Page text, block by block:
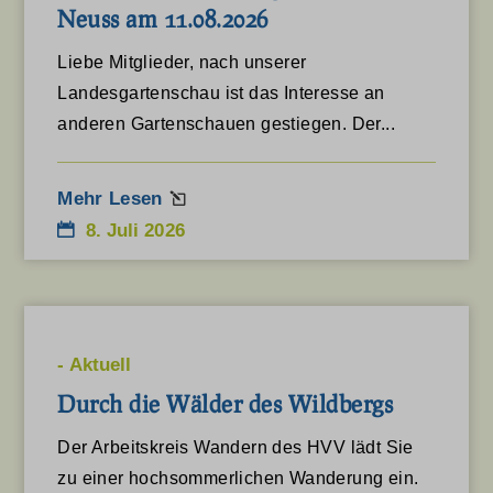
Neuss am 11.08.2026
8. Juli 2026
Liebe Mitglieder, nach unserer
Landesgartenschau ist das Interesse an
anderen Gartenschauen gestiegen. Der...
Mehr Lesen
Durch die Wälder des Wildbergs
- Aktuell
Der Arbeitskreis Wandern des HVV lädt Sie
zu einer hochsommerlichen Wanderung ein.
Zustimmung des Nutzers gemäß der DSGVO.
et-pb-recent-items-colors
et-pb-recent-items-font_family
wordpress_test_cookie
wp_lang
wp-settings-*
wp-settings-time-*
Erforderlich
Diese Cookies und Dienste sind für das ordnungsgemäße
Zahlungs-Gateways, Captcha-Dienste, eingebettete
Buchungsdienste umfassen.
Analyse
Einblicke geben, wie unsere Besucher mit unserer Website
interagieren.
Medien